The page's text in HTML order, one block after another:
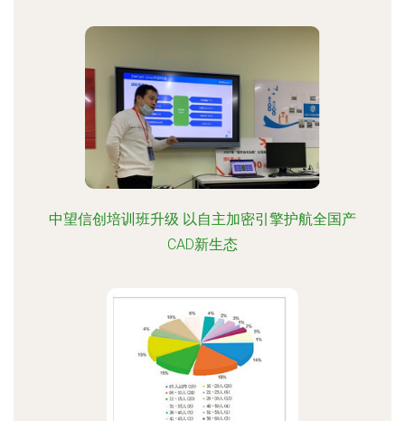
中望信创培训班升级 以自主加密引擎护航全国产
CAD新生态